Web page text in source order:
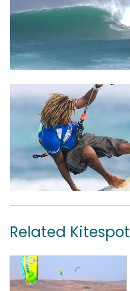
Related Kitespot